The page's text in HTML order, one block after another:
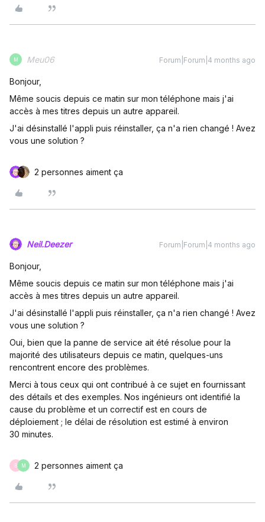
M Meu06 Forum|Forum|4 months ago
Bonjour,
Même soucis depuis ce matin sur mon téléphone mais j'ai
accès à mes titres depuis un autre appareil.
J'ai désinstallé l'appli puis réinstaller, ça n'a rien changé ! Avez
vous une solution ?
2 personnes aiment ça
Neil.Deezer Forum|Forum|4 months ago
Bonjour,
Même soucis depuis ce matin sur mon téléphone mais j'ai
accès à mes titres depuis un autre appareil.
J'ai désinstallé l'appli puis réinstaller, ça n'a rien changé ! Avez
vous une solution ?
Oui, bien que la panne de service ait été résolue pour la
majorité des utilisateurs depuis ce matin, quelques-uns
rencontrent encore des problèmes.
Merci à tous ceux qui ont contribué à ce sujet en fournissant
des détails et des exemples. Nos ingénieurs ont identifié la
cause du problème et un correctif est en cours de
déploiement ; le délai de résolution est estimé à environ
30 minutes.
B M 2 personnes aiment ça